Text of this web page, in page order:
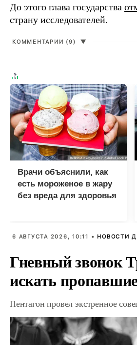
До этого глава государства
страну исследователей.
КОММЕНТАРИИ (9) ▼
Врачи объяснили, как
есть мороженое в жару
без вреда для здоровья
6 АВГУСТА 2026, 10:11 • НОВОСТИ
Гневный звонок
искать
Пентагон провел экстренное